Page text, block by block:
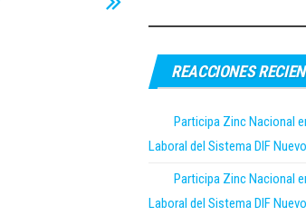
REACCIONES
Participa Zinc Nacional
Laboral del Sistema DIF
Participa Zinc Nacional
Laboral del Sistema DIF